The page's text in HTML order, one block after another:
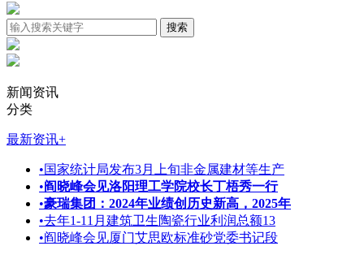
新闻资讯
分类
最新资讯+
•国家统计局发布3月上旬非金属建材等生产
•阎晓峰会见洛阳理工学院校长丁梧秀一行
•豪瑞集团：2024年业绩创历史新高，2025年
•去年1-11月建筑卫生陶瓷行业利润总额13
•阎晓峰会见厦门艾思欧标准砂党委书记段